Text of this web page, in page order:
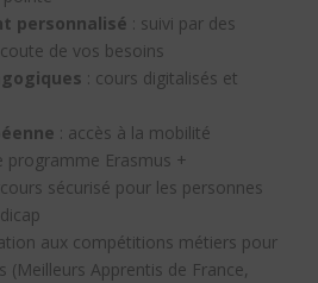
personnalisé : suivi par des
de vos besoins
: cours digitalisés et
: accès à la mobilité
programme Erasmus +
sécurisé pour les personnes
aux compétitions métiers pour
(Meilleurs Apprentis de France,